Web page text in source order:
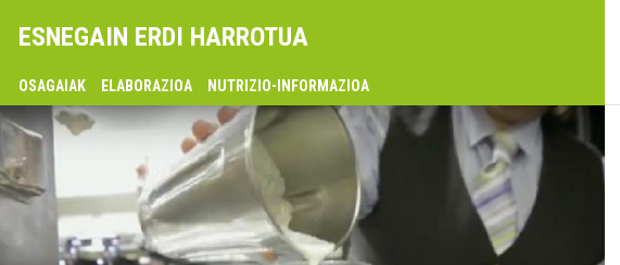
ESNEGAIN ERDI HARROTUA
OSAGAIAK ELABORAZIOA NUTRIZIO-INFORMAZIOA